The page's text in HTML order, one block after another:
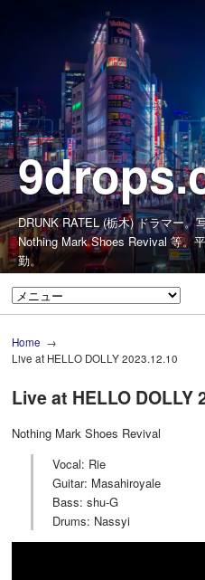
DRUNK RATEL (栃木) ドラマー。
Nothing Mark Shoes Revival 等。
勤。
Home
Live at HELLO DOLLY 2023.12.10
Live at HELLO DOLLY
Nothing Mark Shoes Revival
Vocal: Rie
Guitar: Masahiroyale
Bass: shu-G
Drums: Nassyi